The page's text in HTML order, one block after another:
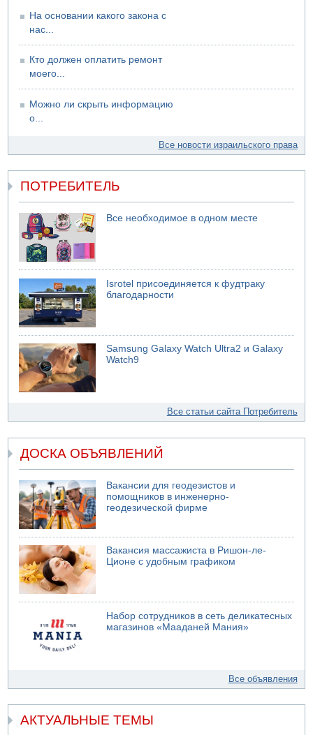
На основании какого закона с
нас...
Кто должен оплатить ремонт
моего...
Можно ли скрыть информацию
о...
Все новости израильского права
ПОТРЕБИТЕЛЬ
Все необходимое в одном месте
Isrotel присоединяется к фудтраку
благодарности
Samsung Galaxy Watch Ultra2 и Galaxy
Watch9
Все статьи сайта Потребитель
ДОСКА ОБЪЯВЛЕНИЙ
Вакансии для геодезистов и
помощников в инженерно-
геодезической фирме
Вакансия массажиста в Ришон-ле-
Ционе с удобным графиком
Набор сотрудников в сеть деликатесных
магазинов «Мааданей Мания»
Все объявления
АКТУАЛЬНЫЕ ТЕМЫ